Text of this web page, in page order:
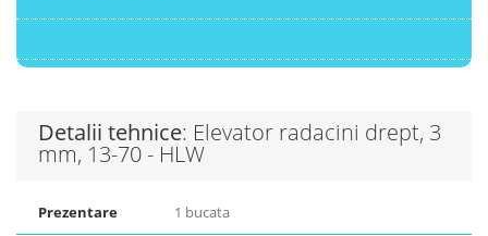
Detalii tehnice: Elevator radacini drept, 3
mm, 13-70 - HLW
Prezentare 1 bucata